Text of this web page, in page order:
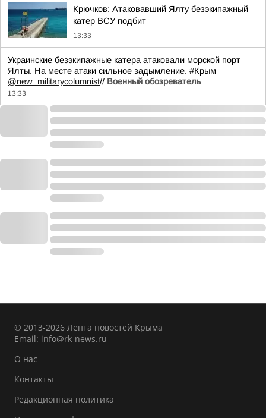
Крючков: Атаковавший Ялту безэкипажный
катер ВСУ подбит
13:33
Украинские безэкипажные катера атаковали морской порт
Ялты. На месте атаки сильное задымление. #Крым
@new_militarycolumnist// Военный обозреватель
13:33
© 2013-2026 Лента новостей Крыма
Email: info@rk-news.ru
О нас
Контакты
Редакционная политика